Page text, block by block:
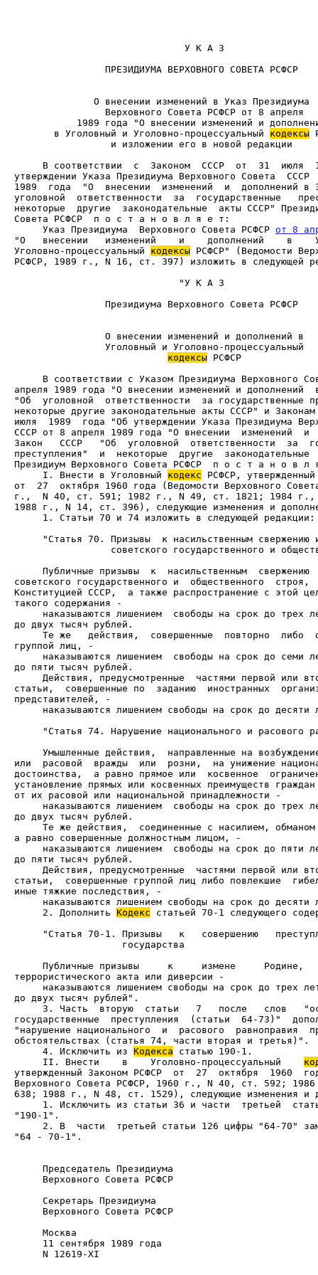
                              У К А З
                ПРЕЗИДИУМА ВЕРХОВНОГО СОВЕТА РСФСР
       в Уголовный и Уголовно-процессуальный
кодексы
                 и изложении его в новой редакции
В соответствии  с  Законом  СССР  от  31  июля
утверждении Указа Президиума Верховного Совета
1989  года  "О  внесении  изменений  и  дополнений в
уголовной  ответственности  за  государственные
некоторые  другие  законодательные  акты СССР"
     Указ Президиума  Верховного Совета РСФСР
от 8
"О   внесении   изменений    и    дополнений    в
Уголовно-процессуальный кодексы РСФСР" (Ведомости
РСФСР, 1989 г., N 16, ст. 397) изложить в следующей
                             "У К А 3
                Президиума Верховного Совета РСФСР
кодексы РСФСР
В соответствии с Указом Президиума Верховного
апреля 1989 года "О внесении изменений и дополнений
"Об  уголовной  ответственности  за государственные
некоторые другие законодательные акты СССР" и
июля  1989  года "Об утверждении Указа Президиума
СССР от 8 апреля 1989 года "О внесении  изменений  и
Закон   СССР   "Об  уголовной  ответственности  за
преступления"  и  некоторые  другие
     I. Внести в Уголовный
кодекс РСФСР,
от  27  октября 1960 года (Ведомости Верховного
г.,  N 40, ст. 591; 1982 г., N 49, ст. 1821; 1984
     1. Статьи 70 и 74 изложить в следующей редакции:
советского государственного и
Публичные призывы  к  насильственным  свержению
советского государственного и  общественного  строя,
Конституцией СССР,  а также распространение с этой
наказываются лишением  свободы на срок до трех
Те же   действия,  совершенные  повторно  либо
наказываются лишением  свободы на срок до семи
Действия, предусмотренные  частями первой или
статьи,  совершенные по  заданию  иностранных
наказываются лишением свободы на срок до десяти
"Статья 74. Нарушение национального и расового
Умышленные действия,  направленные на
или  расовой  вражды  или  розни,  на унижение
достоинства,  а равно прямое или  косвенное
установление прямых или косвенных преимуществ
наказываются лишением  свободы на срок до трех
Те же действия,  соединенные с насилием,
наказываются лишением  свободы на срок до пяти
Действия, предусмотренные  частями первой или
статьи,  совершенные группой лиц либо повлекшие
     2. Дополнить
Кодекс статьей 70-1 следующего
                   государства
Публичные призывы     к     измене     Родине,
наказываются лишением свободы на срок до трех
3. Часть  вторую  статьи   7   после   слов
государственные  преступления  (статьи  64-73)"
"нарушение национального  и  расового  равноправия
     4. Исключить из
Кодекса
     II. Внести    в    Уголовно-процессуальный
утвержденный Законом РСФСР  от  27  октября  1960
Верховного Совета РСФСР, 1960 г., N 40, ст. 592;
1. Исключить из статьи 36 и части  третьей
2. В  части  третьей статьи 126 цифры "64-70"
"64 - 70-1".
Верховного Совета РСФСР
Верховного Совета РСФСР
     N 12619-XI